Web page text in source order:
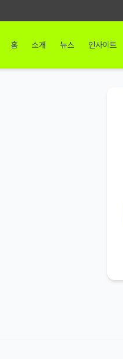
홈 소개 뉴스 인사이트